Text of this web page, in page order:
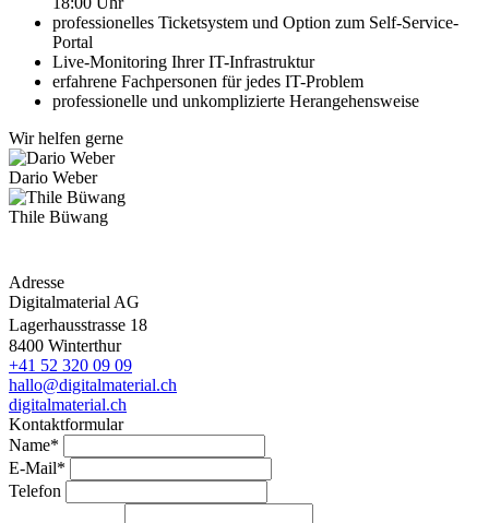
professionelles Ticketsystem und Option zum Self-Service-
Portal
Live-Monitoring Ihrer IT-Infrastruktur
erfahrene Fachpersonen für jedes IT-Problem
professionelle und unkomplizierte Herangehensweise
Wir helfen gerne
Dario Weber
Thile Büwang
Adresse
Digitalmaterial AG
Lagerhausstrasse 18
8400 Winterthur
+41 52 320 09 09
hallo@digitalmaterial.ch
digitalmaterial.ch
Kontaktformular
Name*
E-Mail*
Telefon